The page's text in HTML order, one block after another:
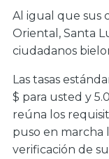
Al igual que sus
Oriental, Santa
ciudadanos
Las tasas
$ para usted y
reúna los
puso en marcha
verificación de